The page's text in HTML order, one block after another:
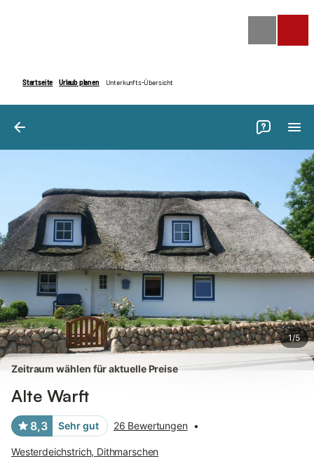
1/5
Zeitraum wählen für aktuelle Preise
Alte Warft
8,3 Sehr gut 26 Bewertungen •
Westerdeichstrich, Dithmarschen